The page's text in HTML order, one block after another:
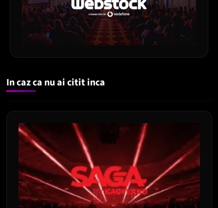
In caz ca nu ai citit inca